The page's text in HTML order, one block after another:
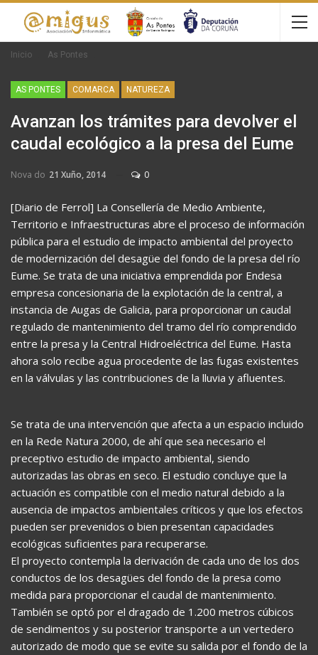
Inicio As Pontes
AS PONTES COMARCA NATUREZA
Avanzan los trámites para devolver el
caudal ecológico a la presa del Eume
Nova do 21 Xuño, 2014 0
[Diario de Ferrol] La Consellería de Medio Ambiente,
Territorio e Infraestructuras abre el proceso de información
pública para el estudio de impacto ambiental del proyecto
de modernización del desagüe del fondo de la presa del río
Eume. Se trata de una iniciativa emprendida por Endesa
empresa concesionaria de la explotación de la central, a
instancia de Augas de Galicia, para proporcionar un caudal
regulado de mantenimiento del tramo del río comprendido
entre la presa y la Central Hidroeléctrica del Eume. Hasta
ahora solo recibe agua procedente de las fugas existentes
en la válvulas y las contribuciones de la lluvia y afluentes.
Se trata de una intervención que afecta a un espacio incluido
en la Rede Natura 2000, de ahí que sea necesario el
preceptivo estudio de impacto ambiental, siendo
autorizadas las obras en seco. El estudio concluye que la
actuación es compatible con el medio natural debido a la
ausencia de impactos ambientales críticos y que los efectos
pueden ser prevenidos o bien presentan capacidades
ecológicas suficientes para recuperarse.
El proyecto contempla la derivación de cada uno de los dos
conductos de los desagües del fondo de la presa como
medida para proporcionar el caudal de mantenimiento.
También se optó por el dragado de 1.200 metros cúbicos
de sendimentos y su posterior transporte a un vertedero
autorizado de modo que se evite su salida por el fondo de la